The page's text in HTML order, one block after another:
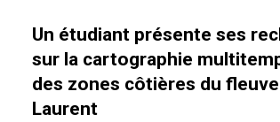
Un étudiant présente ses
sur la cartographie
des zones côtières du
Laurent